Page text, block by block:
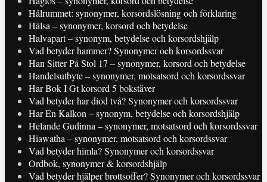
Hålrummet: synonymer, korsordslösning och förklaring
Hälsa – synonymer, korsord och betydelse
Halvapart – synonym, betydelse och korsordshjälp
Vad betyder hammer? Synonymer och korsordssvar
Han Sitter På Stol 17 – synonymer, korsord och betydelse
Handelsutbyte – synonymer, motsatsord och korsordssvar
Har Bok I Gt korsord 5 bokstäver
Vad betyder har diod två? Synonymer och korsordssvar
Har En Kalkon – synonym, betydelse och korsordshjälp
Helande Gudinna – synonymer, motsatsord och korsordssvar
Hiawatha – synonymer, motsatsord och korsordssvar
Vad betyder himla? Synonymer och korsordssvar
Ordbok, synonymer & korsordshjälp
Vad betyder hjälper brottsoffer? Synonymer och korsordssvar